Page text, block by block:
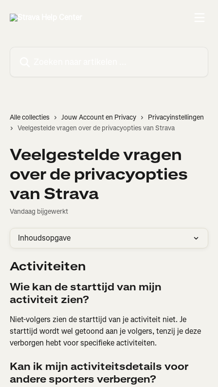
Alle collecties Jouw Account en Privacy
Privacyinstellingen
Veelgestelde vragen over de privacyopties van Strava
Veelgestelde vragen
over de privacyopties
van Strava
Vandaag bijgewerkt
Inhoudsopgave
Activiteiten
Wie kan de starttijd van mijn
activiteit zien?
Niet-volgers zien de starttijd van je activiteit niet. Je
starttijd wordt wel getoond aan je volgers, tenzij je deze
verborgen hebt voor specifieke activiteiten.
Kan ik mijn activiteitsdetails voor
andere sporters verbergen?